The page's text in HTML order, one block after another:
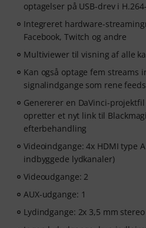
optagelser på USB-drev i
Integreret hardware-
Facebook, Twitch og andre
Multiviewer til visning af alle
Kan også optage fem streams
signalindgange som rene
Genererer en DaVinci-
opretter et nyt link til
efterbehandling
Videoindgange: 4x HDMI type
indbyggede lydkanaler)
Videoudgange: 2
AUX-udgange: 1
Lydindgange: 2x 3,5 mm